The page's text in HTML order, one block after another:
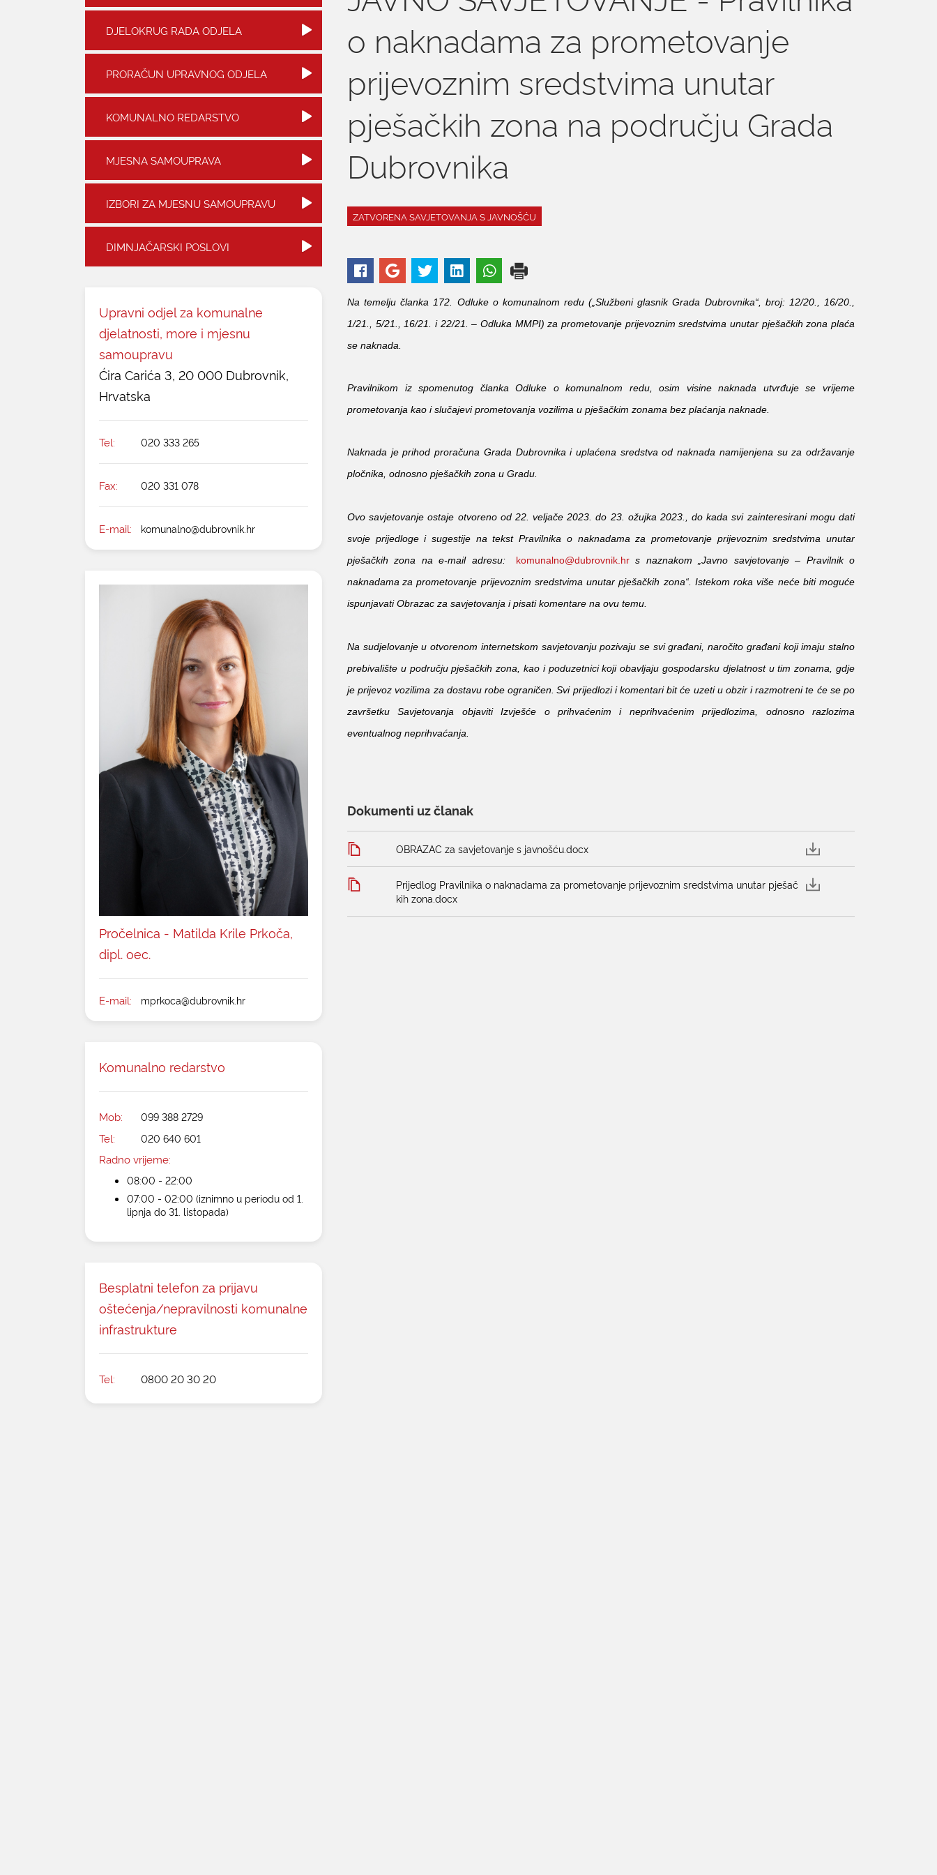
DJELOKRUG RADA ODJELA
PRORAČUN UPRAVNOG ODJELA
KOMUNALNO REDARSTVO
MJESNA SAMOUPRAVA
IZBORI ZA MJESNU SAMOUPRAVU
DIMNJAČARSKI POSLOVI
Upravni odjel za komunalne
djelatnosti, more i mjesnu
samoupravu
Ćira Carića 3, 20 000 Dubrovnik,
Hrvatska
Tel: 020 333 265
Fax: 020 331 078
E-mail: komunalno@dubrovnik.hr
Pročelnica - Matilda Krile Prkoča,
dipl. oec.
E-mail: mprkoca@dubrovnik.hr
Komunalno redarstvo
Mob: 099 388 2729
Tel: 020 640 601
Radno vrijeme:
08:00 - 22:00
07:00 - 02:00 (iznimno u periodu od 1.
lipnja do 31. listopada)
Besplatni telefon za prijavu
oštećenja/nepravilnosti komunalne
infrastrukture
Tel: 0800 20 30 20
o naknadama za prometovanje
prijevoznim sredstvima unutar
pješačkih zona na području Grada
Dubrovnika
ZATVORENA SAVJETOVANJA S JAVNOŠĆU
Na temelju članka 172. Odluke o komunalnom redu („Službeni glasnik Grada Dubrovnika“, broj: 12/20., 16/20.,
1/21., 5/21., 16/21. i 22/21. – Odluka MMPI) za prometovanje prijevoznim sredstvima unutar pješačkih zona plaća
se naknada.
Pravilnikom iz spomenutog članka Odluke o komunalnom redu, osim visine naknada utvrđuje se vrijeme
prometovanja kao i slučajevi prometovanja vozilima u pješačkim zonama bez plaćanja naknade.
Naknada je prihod proračuna Grada Dubrovnika i uplaćena sredstva od naknada namijenjena su za održavanje
pločnika, odnosno pješačkih zona u Gradu.
Ovo savjetovanje ostaje otvoreno od 22. veljače 2023. do 23. ožujka 2023., do kada svi zainteresirani mogu dati
svoje prijedloge i sugestije na tekst Pravilnika o naknadama za prometovanje prijevoznim sredstvima unutar
pješačkih zona na e-mail adresu:
komunalno@dubrovnik.hrs naznakom „Javno savjetovanje – Pravilnik o
naknadama za prometovanje prijevoznim sredstvima unutar pješačkih zona“. Istekom roka više neće biti moguće
ispunjavati Obrazac za savjetovanja i pisati komentare na ovu temu.
Na sudjelovanje u otvorenom internetskom savjetovanju pozivaju se svi građani, naročito građani koji imaju stalno
prebivalište u području pješačkih zona, kao i poduzetnici koji obavljaju gospodarsku djelatnost u tim zonama, gdje
je prijevoz vozilima za dostavu robe ograničen. Svi prijedlozi i komentari bit će uzeti u obzir i razmotreni te će se po
završetku Savjetovanja objaviti Izvješće o prihvaćenim i neprihvaćenim prijedlozima, odnosno razlozima
eventualnog neprihvaćanja.
Dokumenti uz članak
OBRAZAC za savjetovanje s javnošću.docx
Prijedlog Pravilnika o naknadama za prometovanje prijevoznim sredstvima unutar pješač
kih zona.docx